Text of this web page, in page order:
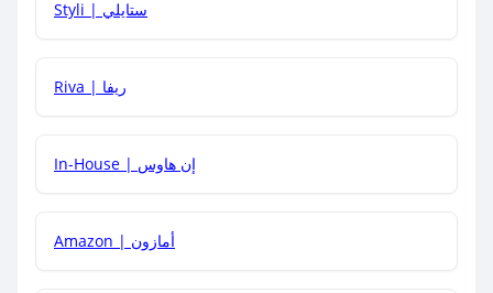
هل يمكنني جمع كود خصم مع العروض الأخرى؟
Styli | ستايلي
Riva | ريفا
In-House | إن هاوس
Amazon | أمازون